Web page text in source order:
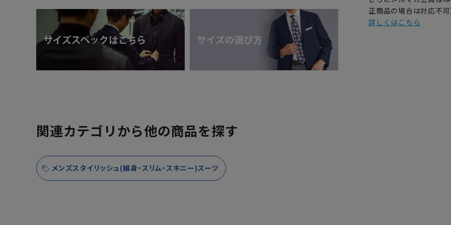
正商品の場合は対応不
詳しくはこちら
関連カテゴリから他の商品を探す
メンズスタイリッシュ(細身・スリム・スキニー)スーツ